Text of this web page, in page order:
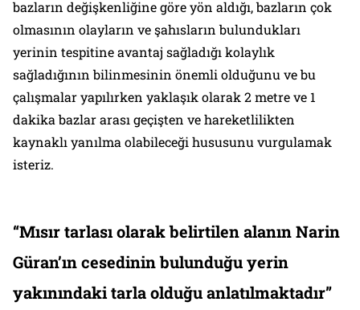
bazların değişkenliğine göre yön aldığı, bazların çok
olmasının olayların ve şahısların bulundukları
yerinin tespitine avantaj sağladığı kolaylık
sağladığının bilinmesinin önemli olduğunu ve bu
çalışmalar yapılırken yaklaşık olarak 2 metre ve 1
dakika bazlar arası geçişten ve hareketlilikten
kaynaklı yanılma olabileceği hususunu vurgulamak
isteriz.
“Mısır tarlası olarak belirtilen alanın Narin
Güran’ın cesedinin bulunduğu yerin
yakınındaki tarla olduğu anlatılmaktadır”